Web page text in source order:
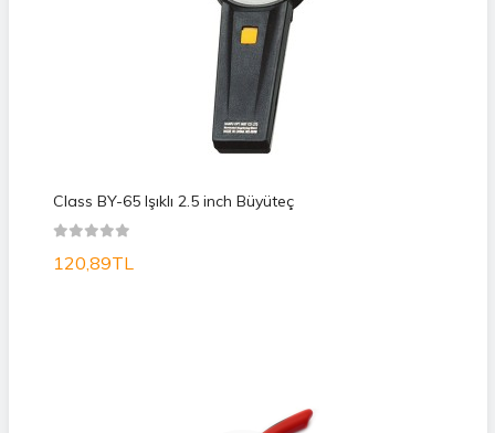
Class BY-65 Işıklı 2.5 inch Büyüteç
120,89TL